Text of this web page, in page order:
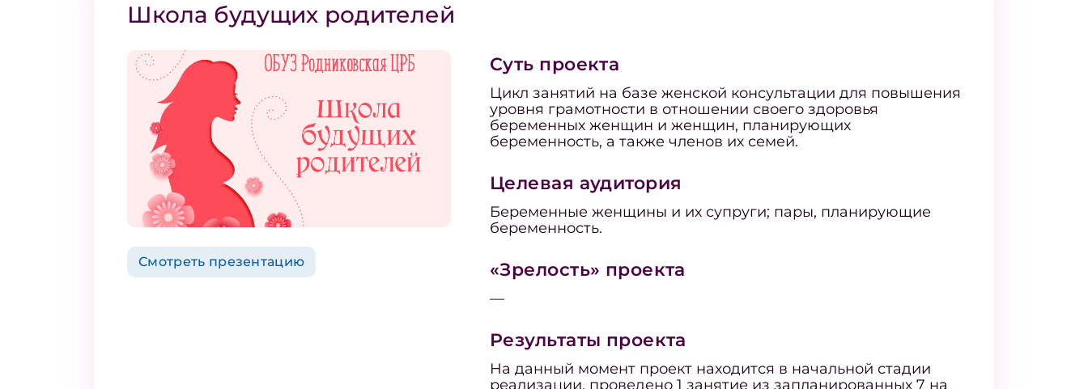
Школа будущих родителей
Смотреть презентацию
Суть проекта
Цикл занятий на базе женской консультации для повышения
уровня грамотности в отношении своего здоровья
беременных женщин и женщин, планирующих
беременность, а также членов их семей.
Целевая аудитория
Беременные женщины и их супруги; пары, планирующие
беременность.
«Зрелость» проекта
—
Результаты проекта
На данный момент проект находится в начальной стадии
реализации, проведено 1 занятие из запланированных 7 на